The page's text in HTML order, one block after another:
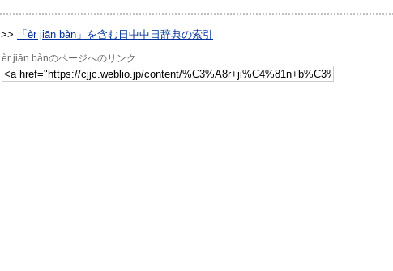
>> 「èr jiān bàn」を含む日中中日辞典の索引
èr jiān bànのページへのリンク